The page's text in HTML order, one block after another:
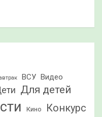
ВСУ Видео
Для детей
Кино
Конкурс